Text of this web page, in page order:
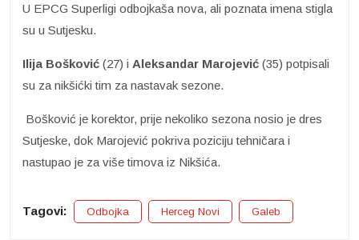
U EPCG Superligi odbojkaša nova, ali poznata imena stigla
su u Sutjesku.
Ilija Bošković (27) i Aleksandar Marojević (35) potpisali
su za nikšićki tim za nastavak sezone.
Bošković je korektor, prije nekoliko sezona nosio je dres
Sutjeske, dok Marojević pokriva poziciju tehničara i
nastupao je za više timova iz Nikšića.
Tagovi: Odbojka Herceg Novi Galeb